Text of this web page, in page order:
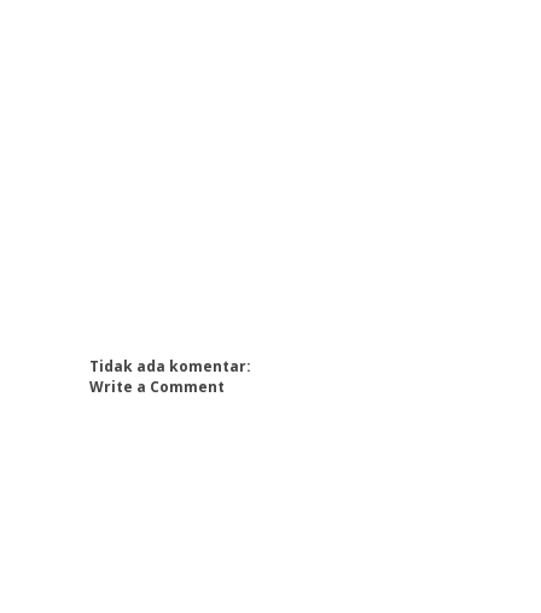
Tidak ada komentar:
Write a Comment